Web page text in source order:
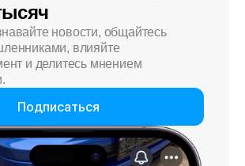
новости, общайтесь
влияйте
и делитесь мнением
Подписаться